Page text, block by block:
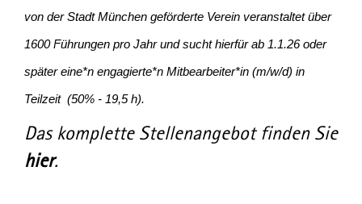
von der Stadt München geförderte Verein veranstaltet über
1600 Führungen pro Jahr und sucht hierfür ab 1.1.26 oder
später eine*n engagierte*n Mitbearbeiter*in (m/w/d) in
Teilzeit (50% - 19,5 h).
Das komplette Stellenangebot finden Sie
hier.